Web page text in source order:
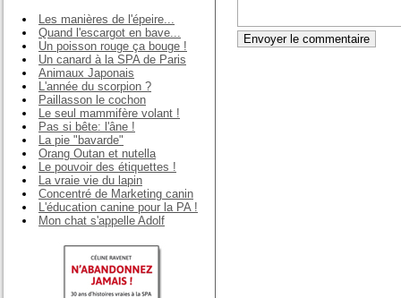
Les manières de l'épeire...
Quand l'escargot en bave...
Un poisson rouge ça bouge !
Un canard à la SPA de Paris
Animaux Japonais
L'année du scorpion ?
Paillasson le cochon
Le seul mammifère volant !
Pas si bête: l'âne !
La pie "bavarde"
Orang Outan et nutella
Le pouvoir des étiquettes !
La vraie vie du lapin
Concentré de Marketing canin
L'éducation canine pour la PA !
Mon chat s'appelle Adolf